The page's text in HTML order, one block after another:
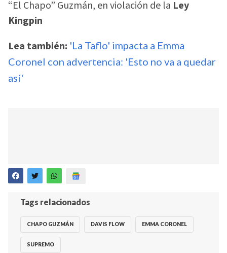
“El Chapo” Guzmán, en violación de la Ley
Kingpin
Lea también: 'La Taflo' impacta a Emma
Coronel con advertencia: 'Esto no va a quedar
así'
Tags relacionados
CHAPO GUZMÁN DAVIS FLOW EMMA CORONEL
SUPREMO